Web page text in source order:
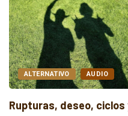
ALTERNATIVO AUDIO
Rupturas, deseo,